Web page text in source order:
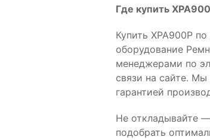
Где купить
Купить XPA900P
оборудование
менеджерами по
связи на сайте.
гарантией
Не откладывайте
подобрать